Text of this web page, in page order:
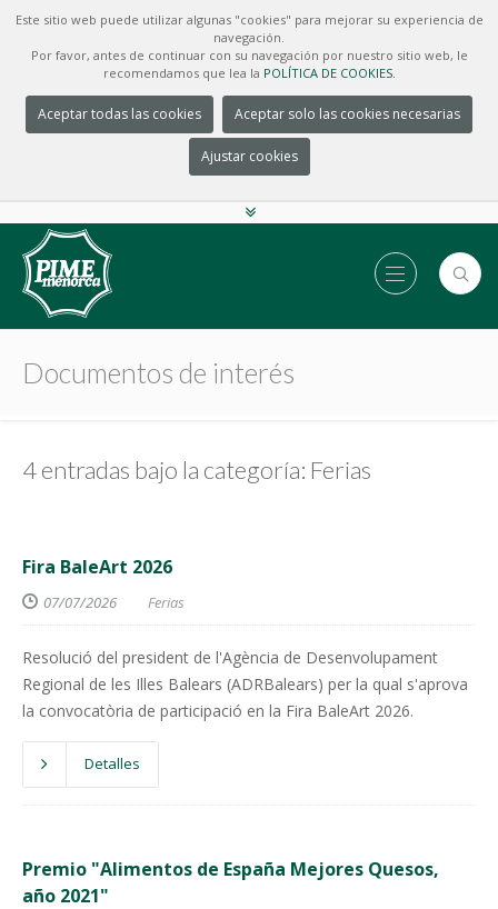
Este sitio web puede utilizar algunas "cookies" para mejorar su experiencia de
navegación.
Por favor, antes de continuar con su navegación por nuestro sitio web, le
recomendamos que lea la POLÍTICA DE COOKIES.
Aceptar todas las cookies Aceptar solo las cookies necesarias
Ajustar cookies
Documentos de interés
4 entradas bajo la categoría: Ferias
Fira BaleArt 2026
07/07/2026 Ferias
Resolució del president de l'Agència de Desenvolupament
Regional de les Illes Balears (ADRBalears) per la qual s'aprova
la convocatòria de participació en la Fira BaleArt 2026.
Detalles
Premio "Alimentos de España Mejores Quesos,
año 2021"